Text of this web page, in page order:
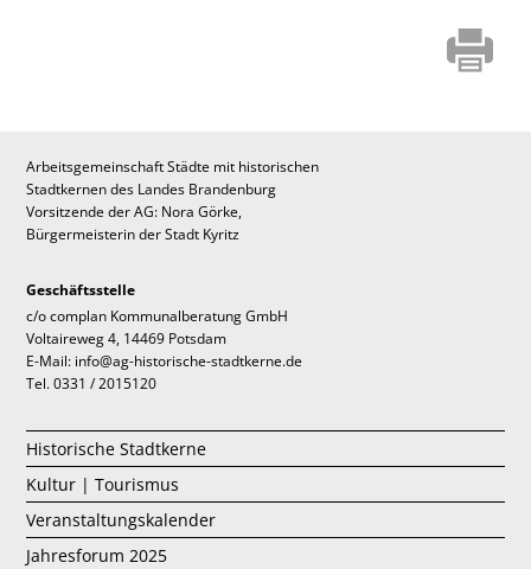
Arbeitsgemeinschaft Städte mit historischen
Stadtkernen des Landes Brandenburg
Vorsitzende der AG: Nora Görke,
Bürgermeisterin der Stadt Kyritz
Geschäftsstelle
c/o complan Kommunalberatung GmbH
Voltaireweg 4, 14469 Potsdam
E-Mail: info@ag-historische-stadtkerne.de
Tel. 0331 / 2015120
Historische Stadtkerne
Kultur | Tourismus
Veranstaltungskalender
Jahresforum 2025